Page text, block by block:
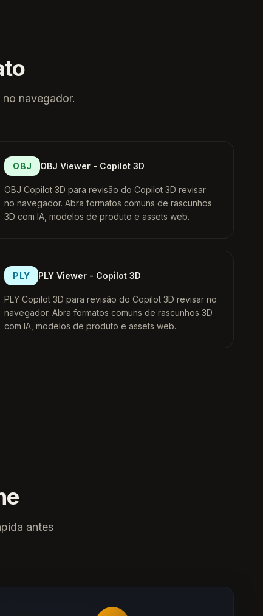
navegador.
OBJ OBJ Viewer - Copilot 3D
OBJ Copilot 3D para revisão do Copilot 3D revisar
no navegador. Abra formatos comuns de rascunhos
3D com IA, modelos de produto e assets web.
PLY PLY Viewer - Copilot 3D
PLY Copilot 3D para revisão do Copilot 3D revisar no
navegador. Abra formatos comuns de rascunhos 3D
com IA, modelos de produto e assets web.
antes